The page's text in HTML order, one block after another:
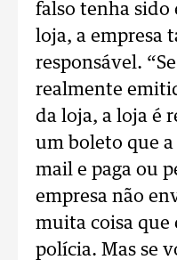
falso tenha
loja, a empresa
responsável.
realmente
da loja, a loja é
um boleto que a
mail e paga ou
empresa não
muita coisa que
polícia. Mas se